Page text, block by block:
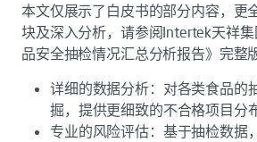
本文仅展示了白皮书的部分内容，更
块及深入分析，请参阅Intertek天祥
品安全抽检情况汇总分析报告》完整
详细的数据分析：对各类食品的
掘，提供更细致的不合格项目分
专业的风险评估：基于抽检数据